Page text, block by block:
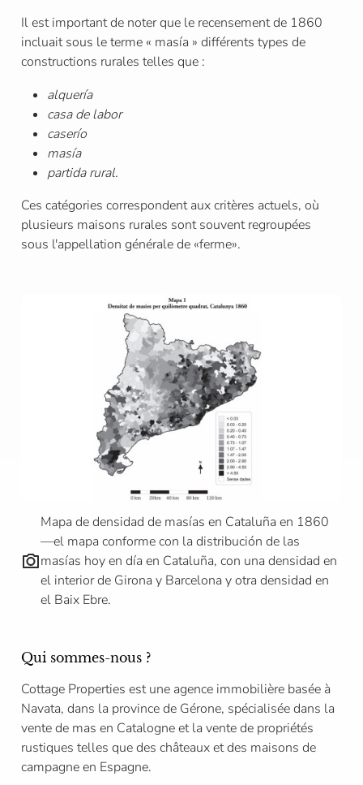
Il est important de noter que le recensement de 1860
incluait sous le terme « masía » différents types de
constructions rurales telles que :
alquería
casa de labor
caserío
masía
partida rural.
Ces catégories correspondent aux critères actuels, où
plusieurs maisons rurales sont souvent regroupées
sous l'appellation générale de «ferme».
Mapa de densidad de masías en Cataluña en 1860
—el mapa conforme con la distribución de las
masías hoy en día en Cataluña, con una densidad en
el interior de Girona y Barcelona y otra densidad en
el Baix Ebre.
Qui sommes-nous ?
Cottage Properties est une agence immobilière basée à
Navata, dans la province de Gérone, spécialisée dans la
vente de mas en Catalogne et la vente de propriétés
rustiques telles que des châteaux et des maisons de
campagne en Espagne.